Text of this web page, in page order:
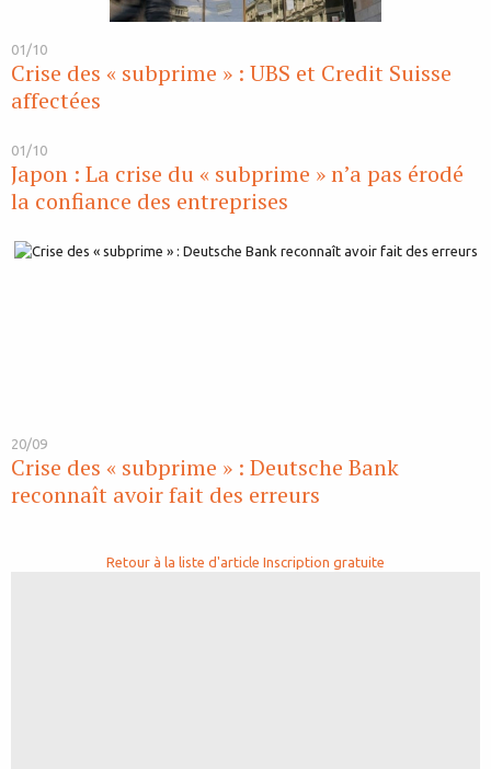
01/10
Crise des « subprime » : UBS et Credit Suisse
affectées
01/10
Japon : La crise du « subprime » n’a pas érodé
la confiance des entreprises
20/09
Crise des « subprime » : Deutsche Bank
reconnaît avoir fait des erreurs
Retour à la liste d'article Inscription gratuite